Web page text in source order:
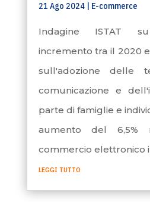
21 Ago 2024| E-commerce
Indagine ISTAT
incremento tra il 2020 e
sull'adozione delle
comunicazione e
parte di famiglie e
aumento del 6,5%
commercio elettronico
leggi tutto